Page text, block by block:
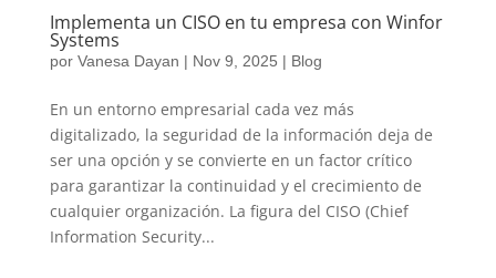
Implementa un CISO en tu empresa con Winfor
Systems
por Vanesa Dayan | Nov 9, 2025 | Blog
En un entorno empresarial cada vez más
digitalizado, la seguridad de la información deja de
ser una opción y se convierte en un factor crítico
para garantizar la continuidad y el crecimiento de
cualquier organización. La figura del CISO (Chief
Information Security...